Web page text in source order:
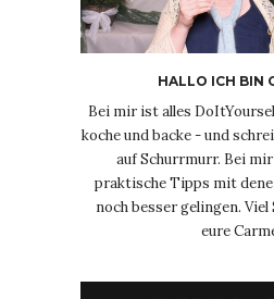
HALLO ICH BIN
Bei mir ist alles
koche und backe - und
auf Schurrmurr. Bei
praktische Tipps mit
noch besser gelingen.
eure